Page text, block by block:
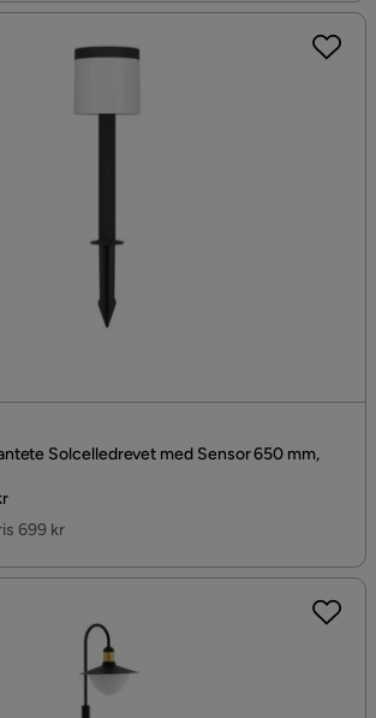
Solcelledrevet med Sensor 650 mm,
699 kr